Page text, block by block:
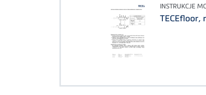
INSTRUKCJE
TECEfloor,